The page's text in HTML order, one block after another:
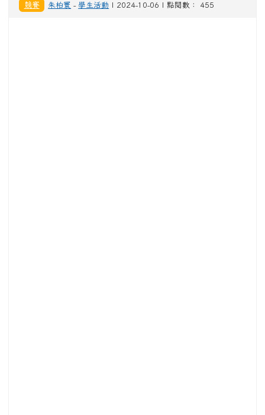
競賽 朱柏寰 - 學生活動 | 2024-10-06 | 點閱數： 455